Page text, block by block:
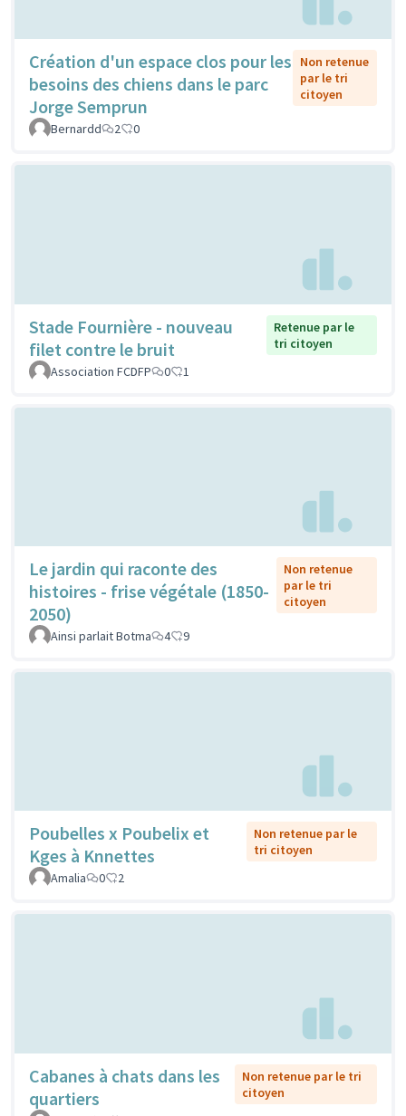
Création d'un espace clos pour les
besoins des chiens dans le parc
Jorge Semprun
Non retenue
par le tri
citoyen
Bernardd 2 0
Stade Fournière - nouveau
filet contre le bruit
Retenue par le
tri citoyen
Association FCDFP
0 1
Le jardin qui raconte des
histoires - frise végétale (1850-
2050)
Non retenue
par le tri
citoyen
Ainsi parlait Botma 4 9
Poubelles x Poubelix et
Kges à Knnettes
Non retenue par le
tri citoyen
Amalia
0 2
Cabanes à chats dans les
quartiers
Non retenue par le tri
citoyen